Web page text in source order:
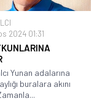
2024 01:31
Yunan adalarına
buralara akını